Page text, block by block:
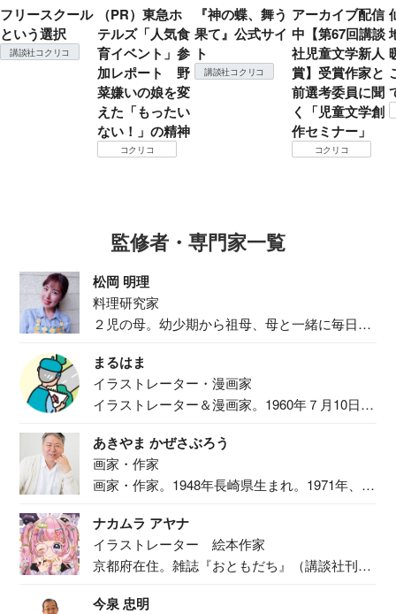
フリースクール
という選択
講談社コクリコ
（PR）東急ホ
テルズ「人気食
育イベント」参
加レポート 野
菜嫌いの娘を変
えた「もったい
ない！」の精神
コクリコ
『神の蝶、舞う
果て』公式サイ
ト
講談社コクリコ
アーカイブ配信
中【第67回講談
社児童文学新人
賞】受賞作家と
前選考委員に聞
く「児童文学創
作セミナー」
コクリコ
監修者・専門家一覧
松岡 明理
料理研究家
２児の母。幼少期から祖母、母と一緒に毎日の
まるはま
イラストレーター・漫画家
イラストレーター＆漫画家。1960年７月10日生
あきやま かぜさぶろう
画家・作家
画家・作家。1948年長崎県生まれ。1971年、
ナカムラ アヤナ
イラストレーター 絵本作家
京都府在住。雑誌『おともだち』（講談社刊）
今泉 忠明